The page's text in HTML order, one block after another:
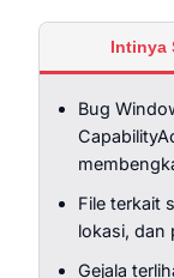
Intinya
Bug
File terkait
lokasi, dan
Gejala